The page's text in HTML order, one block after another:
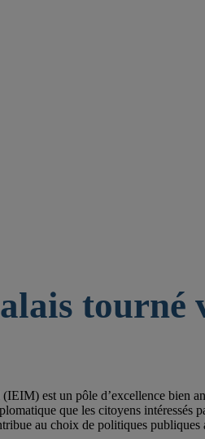
tourné
est un pôle d’excellence bien
que les citoyens
au choix de politiques